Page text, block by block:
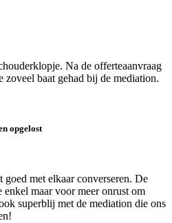
Na de offerteaanvraag
zoveel baat gehad bij de mediation.
opgelost
met elkaar converseren. De
enkel maar voor meer onrust om
superblij met de mediation die ons